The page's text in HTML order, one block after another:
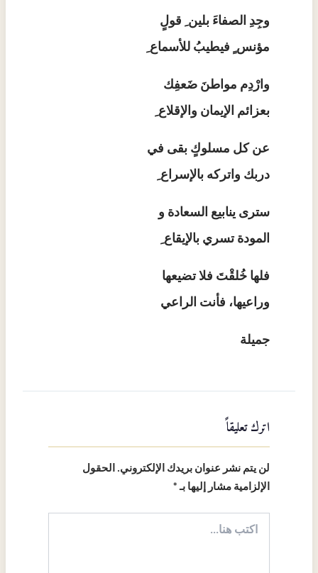
وجِدِ الصفاءَ بلين ِ قولٍ
مؤنس ٍ فيطيبُ للأسماع ِ
وارْدِم مواطنَ ضَعفِك
بعزائم الإيمان والإقلاع ِ
عن كل مسلوكٍ بقى في
دربك واتركه بالإسراع ِ
سترى ينابيع السعادة و
المودة تسري بالإيقاع ِ
فلها خُلقْتَ فلا تضيعها
وراعيها، فأنت الراعي
جميلة
اترك تعليقاً
لن يتم نشر عنوان بريدك الإلكتروني. الحقول
الإلزامية مشار إليها بـ *
هنا...